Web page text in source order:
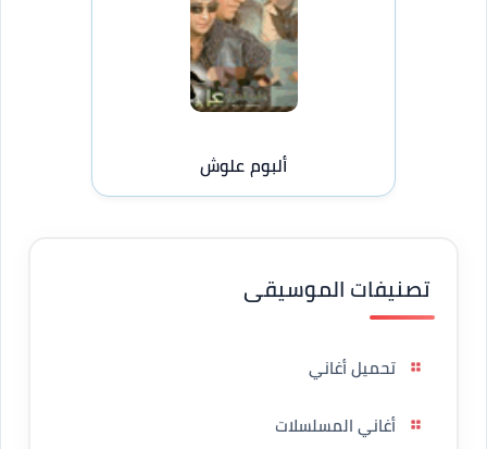
ألبوم علوش
تصنيفات الموسيقى
تحميل أغاني
أغاني المسلسلات